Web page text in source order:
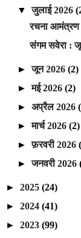
▼जुलाई 2026
रचना
संगम सवेरा :
►जून 2026(2)
►मई 2026(2)
►अप्रैल 2026
►मार्च 2026(2)
►फ़रवरी 2026
►जनवरी 2026
► 2025 (24)
► 2024 (41)
► 2023 (99)